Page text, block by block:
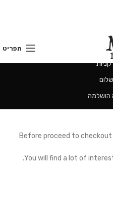
תפריט
הושלמה
Before proceed to
You will find a lot of